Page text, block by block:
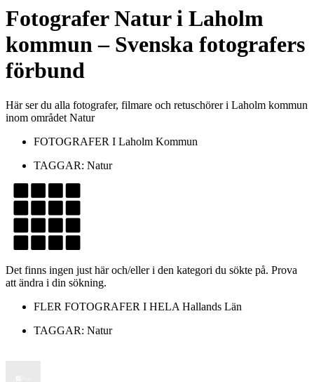
FotograferNaturi Laholm
kommun– Svenska fotografers
förbund
Här ser du alla fotografer, filmare och retuschörer i Laholm kommun
inom området Natur
FOTOGRAFER I Laholm Kommun
TAGGAR: Natur
Det finns ingen just här och/eller i den kategori du sökte på. Prova
att ändra i din sökning.
FLER FOTOGRAFER I HELA Hallands Län
TAGGAR: Natur